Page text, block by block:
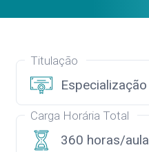
Titulação
Especialização
Carga Horária Total
360 horas/aula